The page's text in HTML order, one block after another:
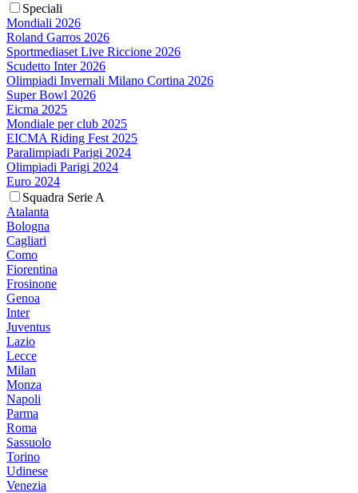
Speciali
Mondiali 2026
Roland Garros 2026
Sportmediaset Live Riccione 2026
Scudetto Inter 2026
Olimpiadi Invernali Milano Cortina 2026
Super Bowl 2026
Eicma 2025
Mondiale per club 2025
EICMA Riding Fest 2025
Paralimpiadi Parigi 2024
Olimpiadi Parigi 2024
Euro 2024
Squadra Serie A
Atalanta
Bologna
Cagliari
Como
Fiorentina
Frosinone
Genoa
Inter
Juventus
Lazio
Lecce
Milan
Monza
Napoli
Parma
Roma
Sassuolo
Torino
Udinese
Venezia